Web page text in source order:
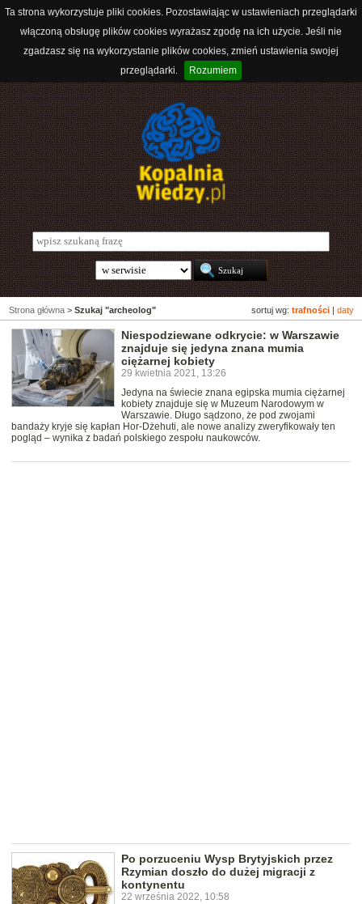
Ta strona wykorzystuje pliki cookies. Pozostawiając w ustawieniach przeglądarki
włączoną obsługę plików cookies wyrażasz zgodę na ich użycie. Jeśli nie
zgadzasz się na wykorzystanie plików cookies, zmień ustawienia swojej
przeglądarki.
Rozumiem
sortuj wg: trafności daty
Strona główna > Szukaj "archeolog"
Niespodziewane odkrycie: w Warszawie
znajduje się jedyna znana mumia
ciężarnej kobiety
29 kwietnia 2021, 13:26
Jedyna na świecie znana egipska mumia ciężarnej
kobiety znajduje się w Muzeum Narodowym w
Warszawie. Długo sądzono, że pod zwojami
bandaży kryje się kapłan Hor-Dżehuti, ale nowe analizy zweryfikowały ten
pogląd – wynika z badań polskiego zespołu naukowców.
Po porzuceniu Wysp Brytyjskich przez
Rzymian doszło do dużej migracji z
kontynentu
22 września 2022, 10:58